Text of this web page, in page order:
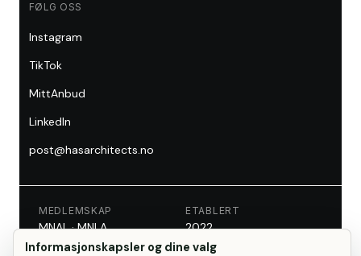
FØLG OSS
Instagram
TikTok
MittAnbud
LinkedIn
post@hasarchitects.no
MEDLEMSKAP
MNAL · MNLA
ETABLERT
2022
REGISTRERT MITTANBUD
Informasjonskapsler og dine valg